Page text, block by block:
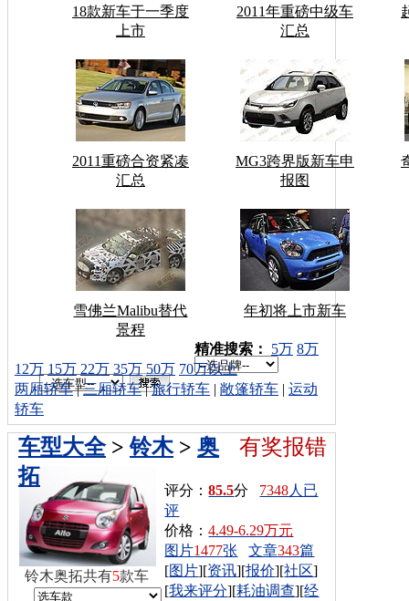
18款新车于一季度
上市
2011年重磅中级车
汇总
2011重磅合资紧凑
汇总
MG3跨界版新车申
报图
雪佛兰Malibu替代
景程
年初将上市新车
车型搜索：
精准搜索： 5万 8万
12万 15万 22万 35万 50万 70万以上
两厢轿车|三厢轿车|旅行轿车 | 敞篷轿车 | 运动
轿车
有奖报错
车型大全>铃木> 奥
拓
评分：85.5分 7348人已
评
价格：4.49-6.29万元
图片1477张 文章343篇
[图片][资讯][报价][社区]
[我来评分][耗油调查][经
铃木奥拓共有5款车